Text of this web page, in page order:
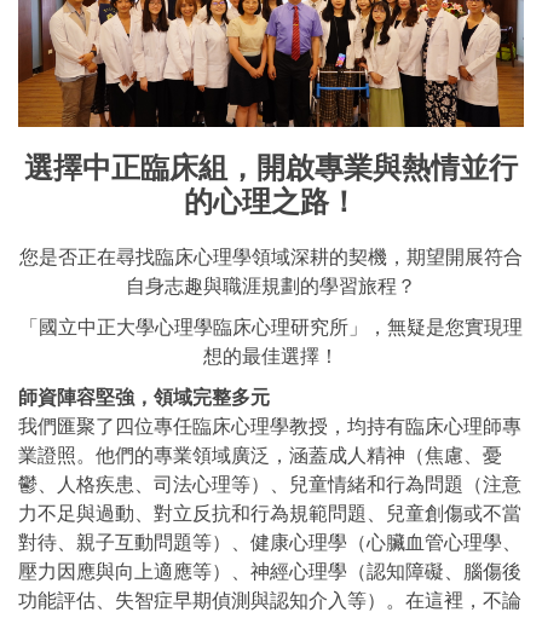
選擇中正臨床組，開啟專業與熱情並行
的心理之路！
您是否正在尋找臨床心理學領域深耕的契機，期望開展符合
自身志趣與職涯規劃的學習旅程？
「國立中正大學心理學臨床心理研究所」，無疑是您實現理
想的最佳選擇！
師資陣容堅強，領域完整多元
我們匯聚了四位專任臨床心理學教授，均持有臨床心理師專
業證照。他們的專業領域廣泛，涵蓋成人精神（焦慮、憂
鬱、人格疾患、司法心理等）、兒童情緒和行為問題（注意
力不足與過動、對立反抗和行為規範問題、兒童創傷或不當
對待、親子互動問題等）、健康心理學（心臟血管心理學、
壓力因應與向上適應等）、神經心理學（認知障礙、腦傷後
功能評估、失智症早期偵測與認知介入等）。在這裡，不論